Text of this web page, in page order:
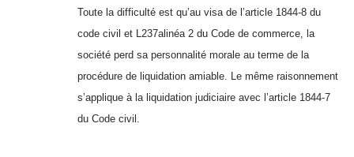
Toute la difficulté est qu’au visa de l’article 1844-8 du
code civil et L237alinéa 2 du Code de commerce, la
société perd sa personnalité morale au terme de la
procédure de liquidation amiable. Le même raisonnement
s’applique à la liquidation judiciaire avec l’article 1844-7
du Code civil.